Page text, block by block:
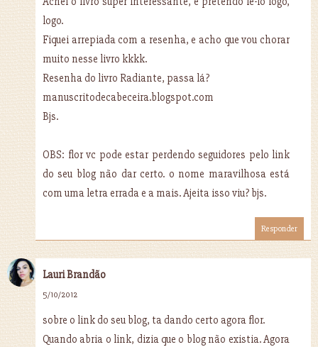
logo.
Fiquei arrepiada com a resenha, e acho que vou chorar
muito nesse livro kkkk.
Resenha do livro Radiante, passa lá?
manuscritodecabeceira.blogspot.com
Bjs.
OBS: flor vc pode estar perdendo seguidores pelo link
do seu blog não dar certo. o nome maravilhosa está
com uma letra errada e a mais. Ajeita isso viu? bjs.
Responder
Lauri Brandão
5/10/2012
sobre o link do seu blog, ta dando certo agora flor.
Quando abria o link, dizia que o blog não existia. Agora